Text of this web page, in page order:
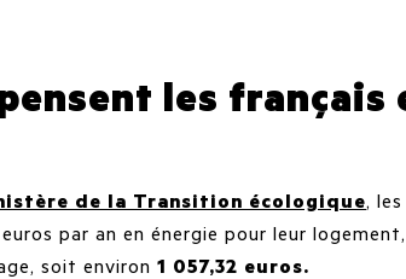
les français
de la Transition écologique,
par an en énergie pour leur
soit environ 1 057,32 euros.